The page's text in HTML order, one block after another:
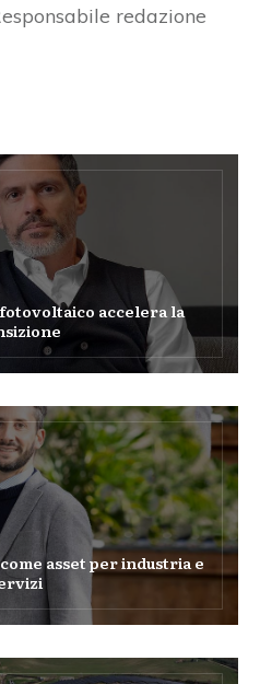
redazione
accelera la
asset per industria e